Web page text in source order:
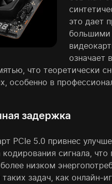
это дает
большими
означает
что теоретически
особенно в
задержка
PCIe 5.0 привнес
сигнала,
низком
задач, как онлайн-